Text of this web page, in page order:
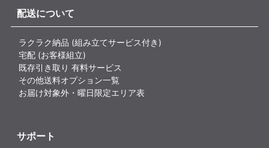
配送について
ラクラク納品 (組み立てサービス付き)
宅配 (お客様組立)
既存引き取り 有料サービス
その他送料オプション一覧
お届け対象外・曜日限定エリア表
サポート